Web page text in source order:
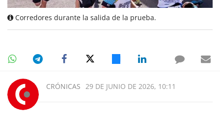
Corredores durante la salida de la prueba.
CRÓNICAS 29 DE JUNIO DE 2026, 10:11